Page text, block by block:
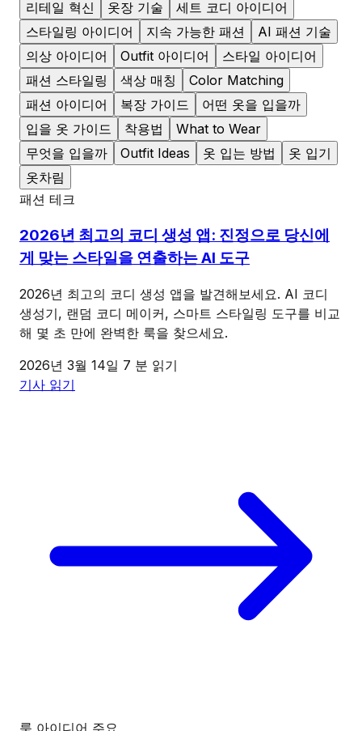
리테일 혁신 옷장 기술
세트 코디 아이디어
스타일링 아이디어
지속 가능한 패션
AI 패션 기술
의상 아이디어
Outfit 아이디어
스타일 아이디어
패션 스타일링
색상 매칭
Color Matching
패션 아이디어
복장 가이드
어떤 옷을 입을까
입을 옷 가이드
착용법
What to Wear
무엇을 입을까
Outfit Ideas 옷 입는 방법
옷 입기
옷차림
패션 테크
2026년 최고의 코디 생성 앱: 진정으로 당신에
게 맞는 스타일을 연출하는 AI 도구
2026년 최고의 코디 생성 앱을 발견해보세요. AI 코디
생성기, 랜덤 코디 메이커, 스마트 스타일링 도구를 비교
해 몇 초 만에 완벽한 룩을 찾으세요.
2026년 3월 14일 7 분 읽기
기사 읽기